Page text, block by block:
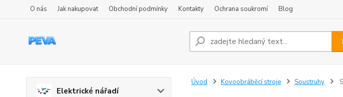
O nás Jak nakupovat Obchodní podmínky Kontakty Ochrana soukromí Blog
Elektrické nářadí
Úvod Kovoobráběcí stroje Soustruhy